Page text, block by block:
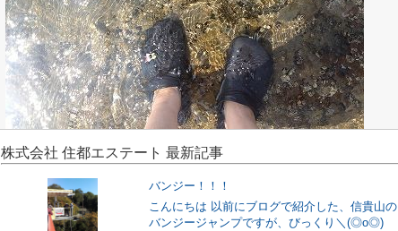
株式会社 住都エステート 最新記事
バンジー！！！
こんにちは 以前にブログで紹介した、信貴山の
バンジージャンプですが、びっくり＼(◎o◎)